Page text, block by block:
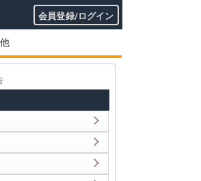
会員登録/ログイン